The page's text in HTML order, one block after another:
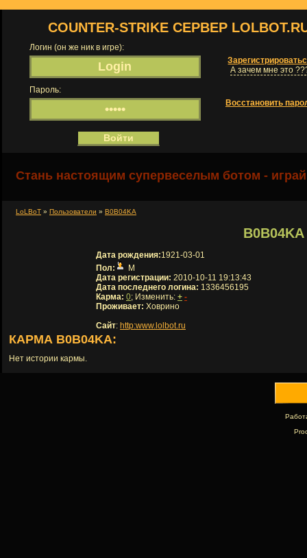
COUNTER-STRIKE СЕРВЕР
Логин (он же ник в игре):
А зачем мне это
Пароль:
Восстановить
Стань настоящим супервеселым ботом -
LoLBoT » Пользователи » B0B04KA
B0B04KA
Дата рождения:1921-03-01
Пол:
М
Дата регистрации: 2010-10-11 19:13:43
Дата последнего логина: 1336456195
Карма: 0; Изменить: + -
Проживает: Ховрино
Сайт: http:www.lolbot.ru
КАРМА B0B04KA:
Нет истории кармы.